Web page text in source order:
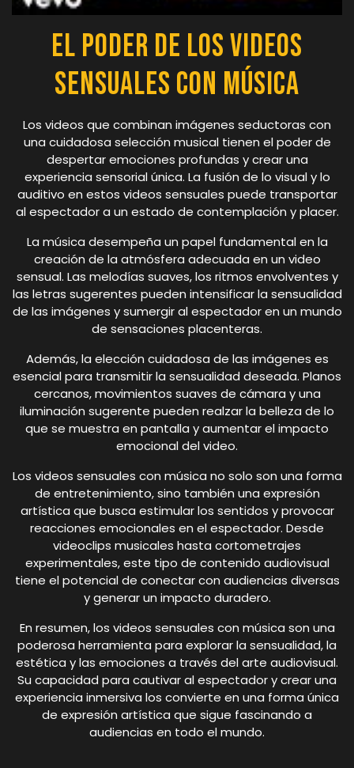
El Poder de los Videos
Sensuales con Música
Los videos que combinan imágenes seductoras con
una cuidadosa selección musical tienen el poder de
despertar emociones profundas y crear una
experiencia sensorial única. La fusión de lo visual y lo
auditivo en estos videos sensuales puede transportar
al espectador a un estado de contemplación y placer.
La música desempeña un papel fundamental en la
creación de la atmósfera adecuada en un video
sensual. Las melodías suaves, los ritmos envolventes y
las letras sugerentes pueden intensificar la sensualidad
de las imágenes y sumergir al espectador en un mundo
de sensaciones placenteras.
Además, la elección cuidadosa de las imágenes es
esencial para transmitir la sensualidad deseada. Planos
cercanos, movimientos suaves de cámara y una
iluminación sugerente pueden realzar la belleza de lo
que se muestra en pantalla y aumentar el impacto
emocional del video.
Los videos sensuales con música no solo son una forma
de entretenimiento, sino también una expresión
artística que busca estimular los sentidos y provocar
reacciones emocionales en el espectador. Desde
videoclips musicales hasta cortometrajes
experimentales, este tipo de contenido audiovisual
tiene el potencial de conectar con audiencias diversas
y generar un impacto duradero.
En resumen, los videos sensuales con música son una
poderosa herramienta para explorar la sensualidad, la
estética y las emociones a través del arte audiovisual.
Su capacidad para cautivar al espectador y crear una
experiencia inmersiva los convierte en una forma única
de expresión artística que sigue fascinando a
audiencias en todo el mundo.